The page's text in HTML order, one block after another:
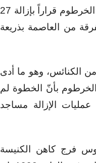
تجاهها، أبرزها إصدار حكومة ولاية الخرطوم قراراً بإزالة 27
متفرقة من العاصمة بذريعة
الكنائس، وهو ما أدى
الخرطوم بأنّ الخطوة لم
الإزالة مساجد
فرج كاهن الكنيسة